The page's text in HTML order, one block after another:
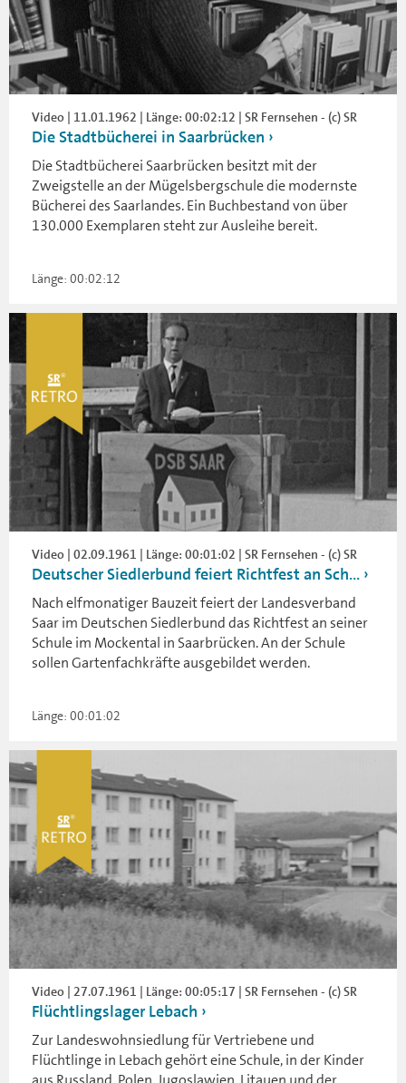
Video | 11.01.1962 | Länge: 00:02:12 | SR Fernsehen - (c) SR
Die Stadtbücherei in Saarbrücken
Die Stadtbücherei Saarbrücken besitzt mit der
Zweigstelle an der Mügelsbergschule die modernste
Bücherei des Saarlandes. Ein Buchbestand von über
130.000 Exemplaren steht zur Ausleihe bereit.
Länge: 00:02:12
Video | 02.09.1961 | Länge: 00:01:02 | SR Fernsehen - (c) SR
Deutscher Siedlerbund feiert Richtfest an Sch...
Nach elfmonatiger Bauzeit feiert der Landesverband
Saar im Deutschen Siedlerbund das Richtfest an seiner
Schule im Mockental in Saarbrücken. An der Schule
sollen Gartenfachkräfte ausgebildet werden.
Länge: 00:01:02
Video | 27.07.1961 | Länge: 00:05:17 | SR Fernsehen - (c) SR
Flüchtlingslager Lebach
Zur Landeswohnsiedlung für Vertriebene und
Flüchtlinge in Lebach gehört eine Schule, in der Kinder